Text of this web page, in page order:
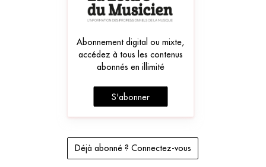
Abonnement digital ou mixte,
accédez à tous les contenus
abonnés en illimité
S'abonner
Déjà abonné ? Connectez-vous